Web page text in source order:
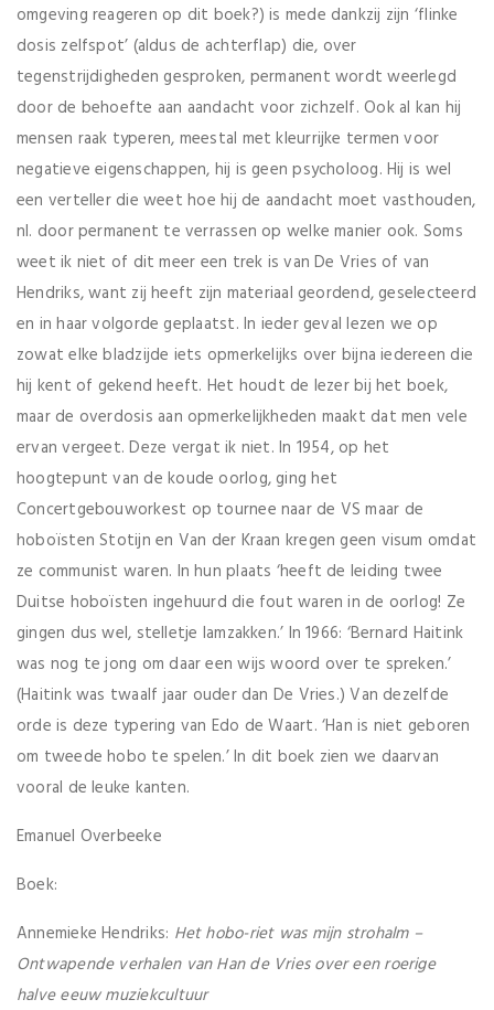
omgeving reageren op dit boek?) is mede dankzij zijn ‘flinke
dosis zelfspot’ (aldus de achterflap) die, over
tegenstrijdigheden gesproken, permanent wordt weerlegd
door de behoefte aan aandacht voor zichzelf. Ook al kan hij
mensen raak typeren, meestal met kleurrijke termen voor
negatieve eigenschappen, hij is geen psycholoog. Hij is wel
een verteller die weet hoe hij de aandacht moet vasthouden,
nl. door permanent te verrassen op welke manier ook. Soms
weet ik niet of dit meer een trek is van De Vries of van
Hendriks, want zij heeft zijn materiaal geordend, geselecteerd
en in haar volgorde geplaatst. In ieder geval lezen we op
zowat elke bladzijde iets opmerkelijks over bijna iedereen die
hij kent of gekend heeft. Het houdt de lezer bij het boek,
maar de overdosis aan opmerkelijkheden maakt dat men vele
ervan vergeet. Deze vergat ik niet. In 1954, op het
hoogtepunt van de koude oorlog, ging het
Concertgebouworkest op tournee naar de VS maar de
hoboïsten Stotijn en Van der Kraan kregen geen visum omdat
ze communist waren. In hun plaats ‘heeft de leiding twee
Duitse hoboïsten ingehuurd die fout waren in de oorlog! Ze
gingen dus wel, stelletje lamzakken.’ In 1966: ‘Bernard Haitink
was nog te jong om daar een wijs woord over te spreken.’
(Haitink was twaalf jaar ouder dan De Vries.) Van dezelfde
orde is deze typering van Edo de Waart. ‘Han is niet geboren
om tweede hobo te spelen.’ In dit boek zien we daarvan
vooral de leuke kanten.
Emanuel Overbeeke
Boek:
Annemieke Hendriks: Het hobo-riet was mijn strohalm –
Ontwapende verhalen van Han de Vries over een roerige
halve eeuw muziekcultuur